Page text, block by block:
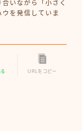
いながら「小さく
を発信していま
URLをコピー